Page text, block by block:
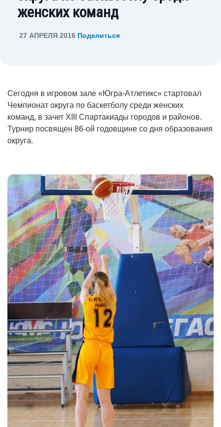
женских команд
27 АПРЕЛЯ 2016 Поделиться
Сегодня в игровом зале «Югра-Атлетикс» стартовал
Чемпионат округа по баскетболу среди женских
команд, в зачет XIII Спартакиады городов и районов.
Турнир посвящен 86-ой годовщине со дня образования
округа.